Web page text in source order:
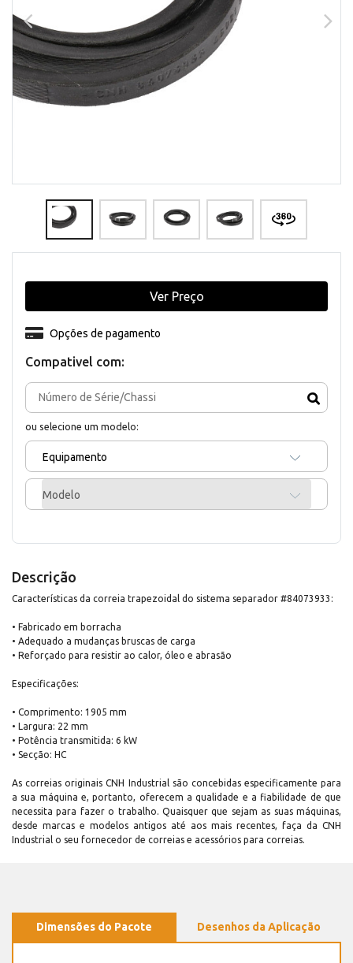
Compativel com:
ou selecione um modelo:
Equipamento
Modelo
Opções de pagamento
Ver Preço
Descrição
Características da correia trapezoidal do sistema separador #84073933:
• Fabricado em borracha
• Adequado a mudanças bruscas de carga
• Reforçado para resistir ao calor, óleo e abrasão
Especificações:
• Comprimento: 1905 mm
• Largura: 22 mm
• Potência transmitida: 6 kW
• Secção: HC
As correias originais CNH Industrial são concebidas especificamente para
a sua máquina e, portanto, oferecem a qualidade e a fiabilidade de que
necessita para fazer o trabalho. Quaisquer que sejam as suas máquinas,
desde marcas e modelos antigos até aos mais recentes, faça da CNH
Industrial o seu fornecedor de correias e acessórios para correias.
Dimensões do Pacote Desenhos da Aplicação